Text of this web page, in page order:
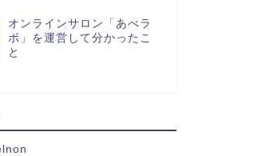
オンラインサロン「あべラ
ボ」を運営して分かったこ
と